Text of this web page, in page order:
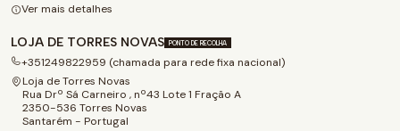
Ver mais detalhes
LOJA DE TORRES NOVAS PONTO DE RECOLHA
+351249822959 (chamada para rede fixa nacional)
Loja de Torres Novas
Rua Drº Sá Carneiro , nº43 Lote 1 Fração A
2350-536 Torres Novas
Santarém - Portugal